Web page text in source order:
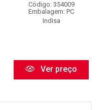
Código: 354009
Embalagem: PC
Indisa
Ver preço